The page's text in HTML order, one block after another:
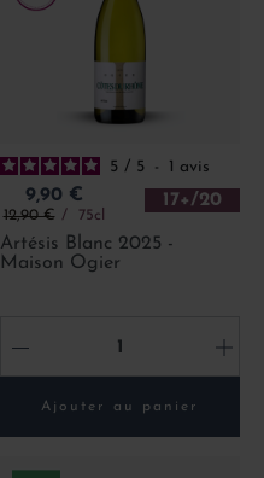
5 / 5 - 1 avis
Prix
9,90 €
Prix de base
12,90 € 75cl
17+/20
Artésis Blanc 2025 -
Maison Ogier
- +
Ajouter au panier